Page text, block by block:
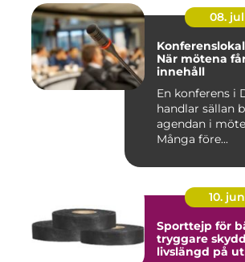
08. jul
När mötena
innehåll
En konferens i
handlar sällan
agendan i
Många före...
10. jun
Sporttejp för
tryggare
livslängd på